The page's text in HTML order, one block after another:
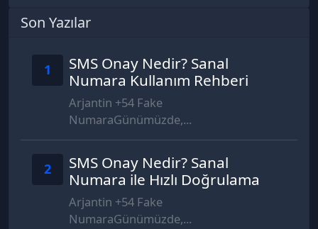
Son Yazılar
1
SMS Onay Nedir? Sanal
Numara Kullanım Rehberi
Arjantin +54 Fake
NumaraGünümüzde,...
2
SMS Onay Nedir? Sanal
Numara ile Hızlı Doğrulama
Arjantin +54 Fake
NumaraGünümüzde,...